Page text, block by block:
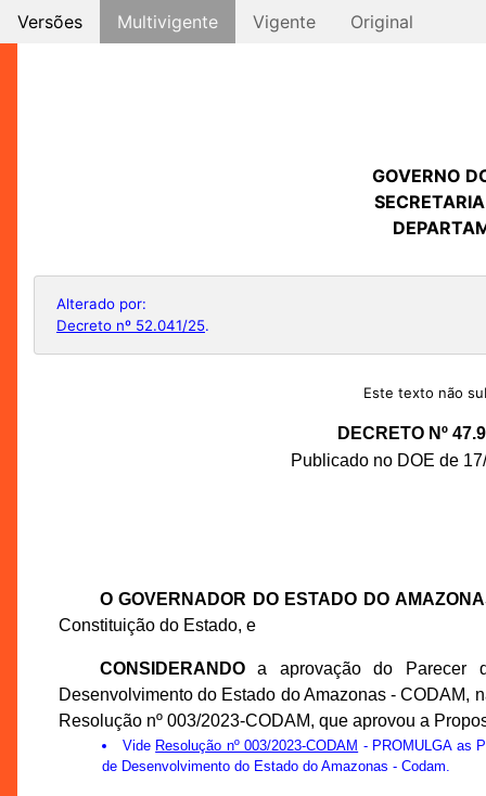
Versões Multivigente Vigente Original
GOVERNO
Alterado por:
Decreto nº 52.041/25.
Este texto não
DECRETO Nº
Publicado no DOE de
O GOVERNADOR DO ESTADO DO
Constituição do Estado, e
CONSIDERANDOa aprovação do Parecer
Desenvolvimento do Estado do Amazonas - CODAM,
Resolução nº 003/2023-CODAM, que aprovou a
Vide Resolução nº 003/2023-CODAM - PROMULGA as
de Desenvolvimento do Estado do Amazonas - Codam.